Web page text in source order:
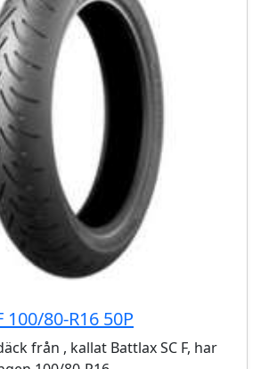
100/80-R16 50P
från , kallat Battlax SC F, har